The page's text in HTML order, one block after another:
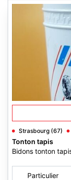
Strasbourg (67)
Tonton tapis
Bidons tonton
Particulier